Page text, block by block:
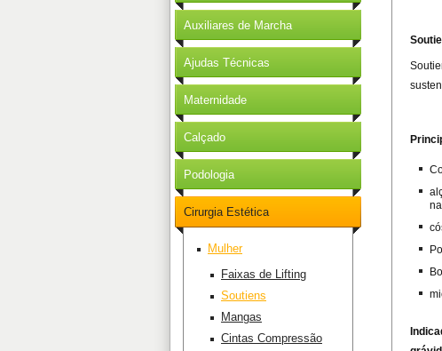
Auxiliares de Marcha
Ajudas Técnicas
Maternidade
Calçado
Podologia
Cirurgia Estética
Mulher
Faixas de Lifting
Soutiens
Mangas
Cintas Compressão